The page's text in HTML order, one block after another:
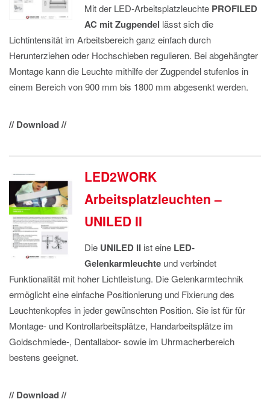
Mit derLED-Arbeitsplatzleuchte PROFILED
AC mitZugpendel lässt sichdie
Lichtintensität im Arbeitsbereichganz einfachdurch
Herunterziehen oder Hochschieben regulieren. Beiabgehängter
Montage kanndie Leuchte mithilfederZugpendelstufenlos in
einem Bereichvon 900 mm bis 1800 mm abgesenkt werden.
// Download //
LED2WORK
Arbeitsplatzleuchten –
UNILED II
Die UNILED IIist eine LED-
Gelenkarmleuchteund verbindet
Funktionalität mit hoher Lichtleistung. Die Gelenkarmtechnik
ermöglicht eine einfache Positionierung und Fixierung des
Leuchtenkopfes in jeder gewünschten Position. Sie ist für für
Montage- und Kontrollarbeitsplätze, Handarbeitsplätze im
Goldschmiede-, Dentallabor- sowie im Uhrmacherbereich
bestens geeignet.
// Download //